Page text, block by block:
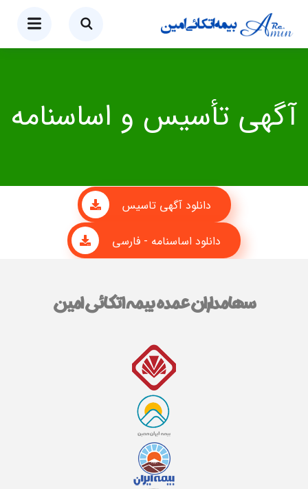
آگهی تأسیس و اساسنامه
دانلود آگهی تاسیس
دانلود اساسنامه - فارسی
سهامداران عمده بیمه اتکائی امین